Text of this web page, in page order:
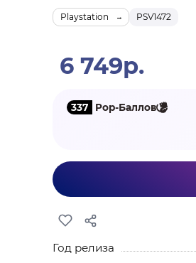
PSV1472
Playstation
6 749р.
337 Pop-Баллов
Год релиза